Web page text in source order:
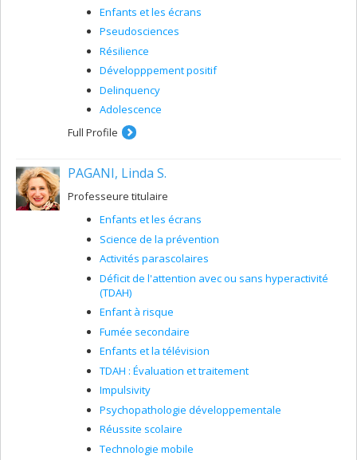
Enfants et les écrans
Pseudosciences
Résilience
Développpement positif
Delinquency
Adolescence
Full Profile
PAGANI, Linda S.
Professeure titulaire
Enfants et les écrans
Science de la prévention
Activités parascolaires
Déficit de l'attention avec ou sans hyperactivité
(TDAH)
Enfant à risque
Fumée secondaire
Enfants et la télévision
TDAH : Évaluation et traitement
Impulsivity
Psychopathologie développementale
Réussite scolaire
Technologie mobile